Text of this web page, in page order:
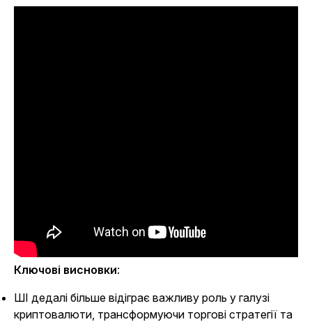
Ключові висновки:
ШІ дедалі більше відіграє важливу роль у галузі
криптовалюти, трансформуючи торгові стратегії та